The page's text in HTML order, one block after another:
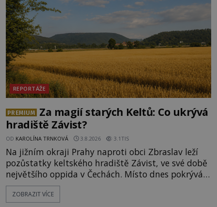
REPORTÁŽE
PREMIUM
Za magií starých Keltů: Co ukrývá
hradiště Závist?
OD KAROLÍNA TRNKOVÁ 3.8.2026 3.1TIS
Na jižním okraji Prahy naproti obci Zbraslav leží
pozůstatky keltského hradiště Závist, ve své době
největšího oppida v Čechách. Místo dnes pokrývá
les, zbytky po kdysi monumentálním hradišti jsou
ale v terénu patrné stále. Co dalšího tu po Keltech
ZOBRAZIT VÍCE